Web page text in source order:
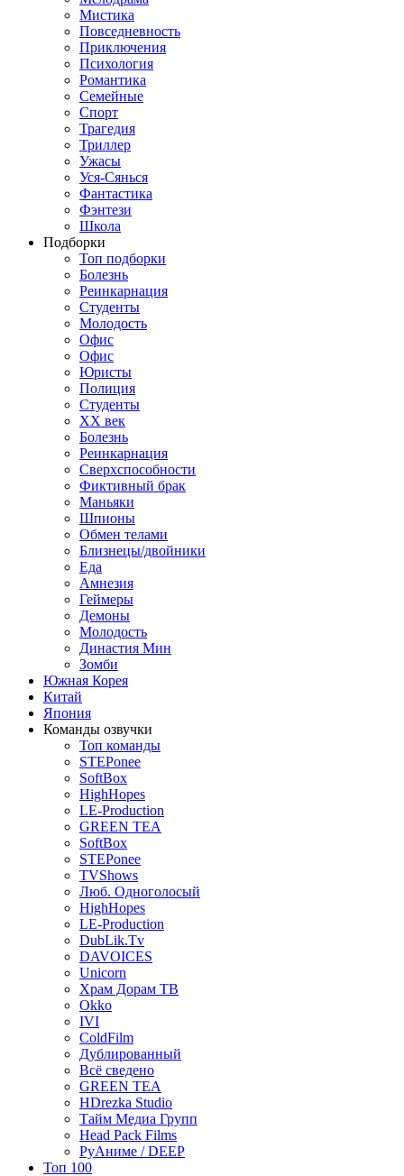
Мистика
Повседневность
Приключения
Психология
Романтика
Семейные
Спорт
Трагедия
Триллер
Ужасы
Уся-Сянься
Фантастика
Фэнтези
Школа
Подборки
Топ подборки
Болезнь
Реинкарнация
Студенты
Молодость
Офис
Офис
Юристы
Полиция
Студенты
ХХ век
Болезнь
Реинкарнация
Сверхспособности
Фиктивный брак
Маньяки
Шпионы
Обмен телами
Близнецы/двойники
Еда
Амнезия
Геймеры
Демоны
Молодость
Династия Мин
Зомби
Южная Корея
Китай
Япония
Команды озвучки
Топ команды
STEPonee
SoftBox
HighHopes
LE-Production
GREEN TEA
SoftBox
STEPonee
TVShows
Люб. Одноголосый
HighHopes
LE-Production
DubLik.Tv
DAVOICES
Unicorn
Храм Дорам ТВ
Okko
IVI
ColdFilm
Дублированный
Всё сведено
GREEN TEA
HDrezka Studio
Тайм Медиа Групп
Head Pack Films
РуАниме / DEEP
Топ 100